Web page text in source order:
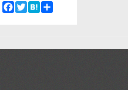
Facebook
Twitter
Hatena